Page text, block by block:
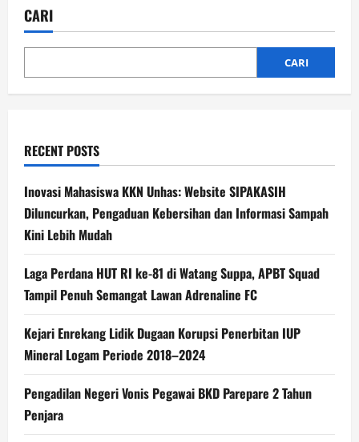
CARI
CARI
RECENT POSTS
Inovasi Mahasiswa KKN Unhas: Website SIPAKASIH
Diluncurkan, Pengaduan Kebersihan dan Informasi Sampah
Kini Lebih Mudah
Laga Perdana HUT RI ke-81 di Watang Suppa, APBT Squad
Tampil Penuh Semangat Lawan Adrenaline FC
Kejari Enrekang Lidik Dugaan Korupsi Penerbitan IUP
Mineral Logam Periode 2018–2024
Pengadilan Negeri Vonis Pegawai BKD Parepare 2 Tahun
Penjara